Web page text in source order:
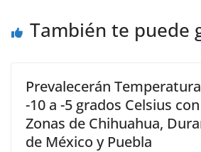
También te puede
Prevalecerán
-10 a -5 grados Celsius
Zonas de Chihuahua,
de México y Puebla